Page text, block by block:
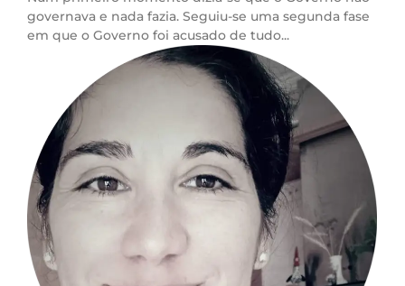
governava e nada fazia. Seguiu-se uma segunda fase
em que o Governo foi acusado de tudo...